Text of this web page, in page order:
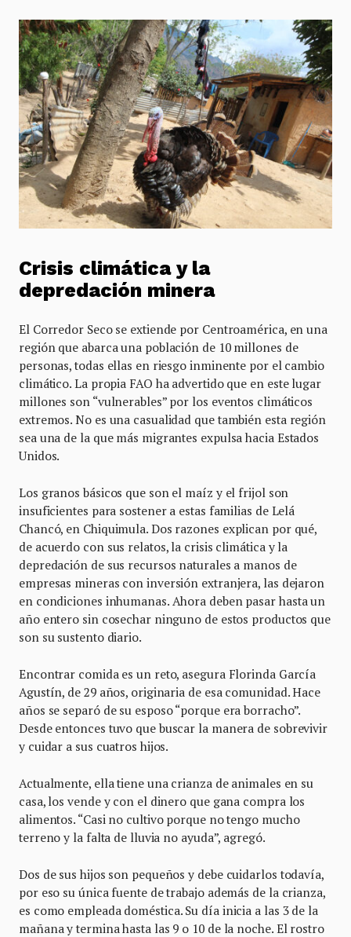
Crisis climática y la
depredación minera
El Corredor Seco se extiende por Centroamérica, en una
región que abarca una población de 10 millones de
personas, todas ellas en riesgo inminente por el cambio
climático. La propia FAO ha advertido que en este lugar
millones son “vulnerables” por los eventos climáticos
extremos. No es una casualidad que también esta región
sea una de la que más migrantes expulsa hacia Estados
Unidos.
Los granos básicos que son el maíz y el frijol son
insuficientes para sostener a estas familias de Lelá
Chancó, en Chiquimula. Dos razones explican por qué,
de acuerdo con sus relatos, la crisis climática y la
depredación de sus recursos naturales a manos de
empresas mineras con inversión extranjera, las dejaron
en condiciones inhumanas. Ahora deben pasar hasta un
año entero sin cosechar ninguno de estos productos que
son su sustento diario.
Encontrar comida es un reto, asegura Florinda García
Agustín, de 29 años, originaria de esa comunidad. Hace
años se separó de su esposo “porque era borracho”.
Desde entonces tuvo que buscar la manera de sobrevivir
y cuidar a sus cuatros hijos.
Actualmente, ella tiene una crianza de animales en su
casa, los vende y con el dinero que gana compra los
alimentos. “Casi no cultivo porque no tengo mucho
terreno y la falta de lluvia no ayuda”, agregó.
Dos de sus hijos son pequeños y debe cuidarlos todavía,
por eso su única fuente de trabajo además de la crianza,
es como empleada doméstica. Su día inicia a las 3 de la
mañana y termina hasta las 9 o 10 de la noche. El rostro